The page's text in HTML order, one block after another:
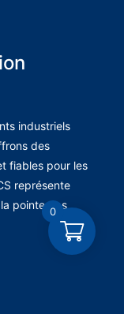
industriels
des
fiables pour les
représente
pointe des
0